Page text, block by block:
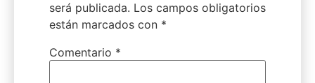
será publicada. Los campos obligatorios
están marcados con *
Comentario *